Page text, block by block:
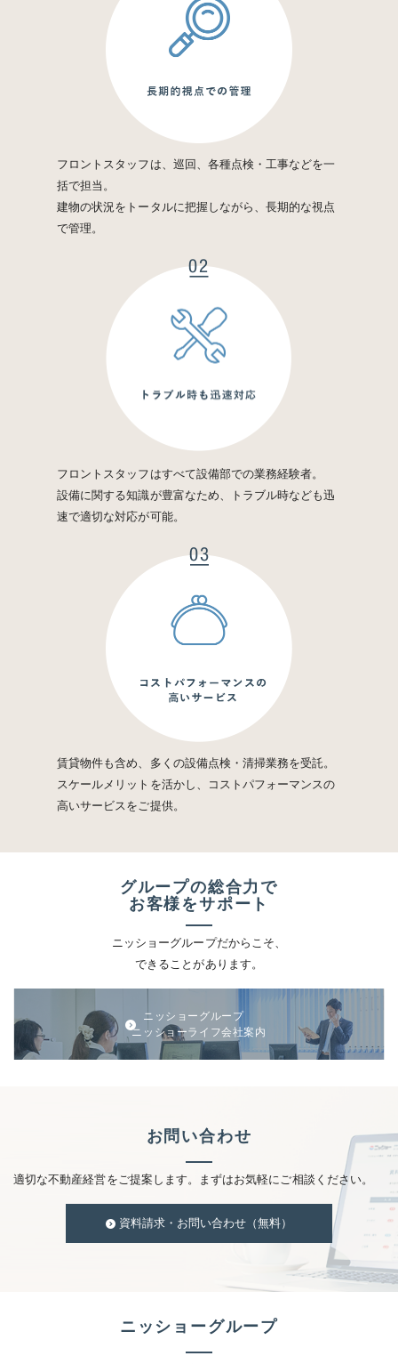
フロントスタッフは、巡回、各種点検・工事などを一
括で担当。
建物の状況をトータルに把握しながら、長期的な視点
で管理。
フロントスタッフはすべて設備部での業務経験者。
設備に関する知識が豊富なため、トラブル時なども迅
速で適切な対応が可能。
賃貸物件も含め、多くの設備点検・清掃業務を受託。
スケールメリットを活かし、コストパフォーマンスの
高いサービスをご提供。
グループの総合力で
お客様をサポート
ニッショーグループだからこそ、
できることがあります。
ニッショーグループ
ニッショーライフ会社案内
お問い合わせ
適切な不動産経営をご提案します。まずはお気軽にご相談ください。
資料請求・お問い合わせ（無料）
ニッショーグループ